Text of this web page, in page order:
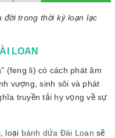
đời trong thời kỳ loạn lạc
LOAN
(feng li) có cách phát âm
vượng, sinh sôi và phát
truyền tải hy vọng về sự
loại bánh dứa Đài Loan sẽ